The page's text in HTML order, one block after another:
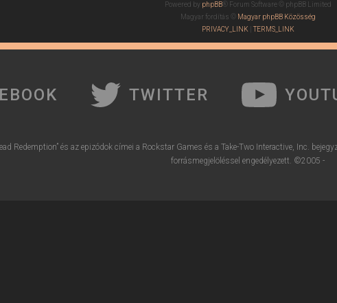
Powered by phpBB® Forum Software © phpBB Limited
Magyar fordítás © Magyar phpBB Közösség
PRIVACY_LINK |TERMS_LINK
TWITTER
Redemption” és az epizódok címei a Rockstar Games és a Take-Two Interactive, Inc.
forrásmegjelöléssel engedélyezett. ©2005 -